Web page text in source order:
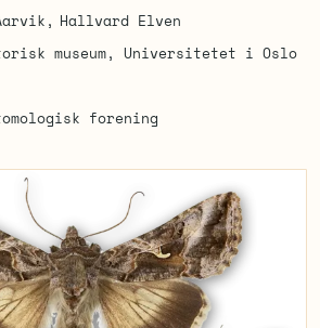
Hallvard Elven
museum, Universitetet i Oslo
forening